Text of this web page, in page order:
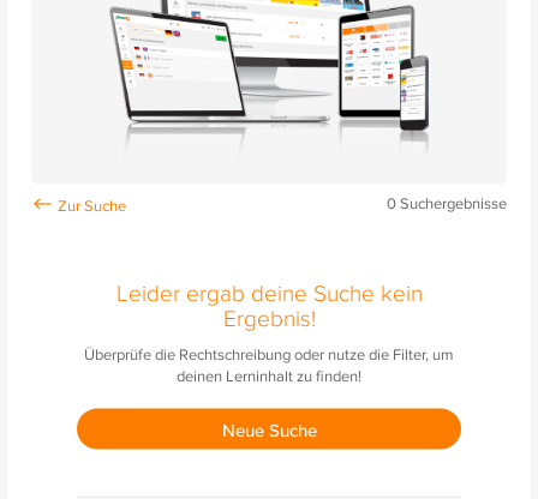
0Suchergebnisse
Leider ergab deine Suche kein
Ergebnis!
Überprüfe die Rechtschreibung oder nutze die Filter, um
deinen Lerninhalt zu finden!
Neue Suche